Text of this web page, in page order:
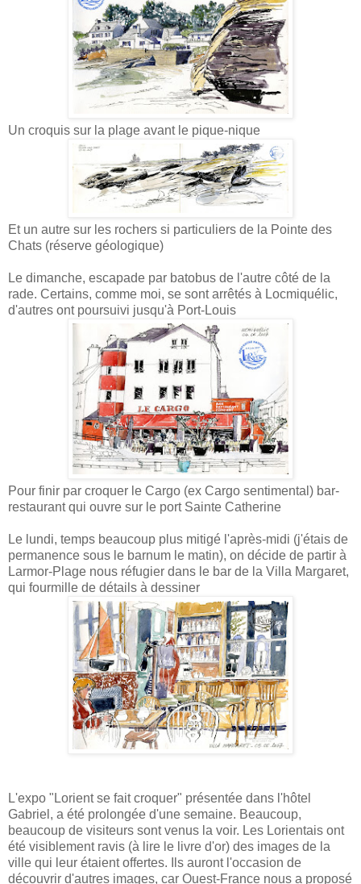
Un croquis sur la plage avant le pique-nique
Et un autre sur les rochers si particuliers de la Pointe des
Chats (réserve géologique)
Le dimanche, escapade par batobus de l'autre côté de la
rade. Certains, comme moi, se sont arrêtés à Locmiquélic,
d'autres ont poursuivi jusqu'à Port-Louis
Pour finir par croquer le Cargo (ex Cargo sentimental) bar-
restaurant qui ouvre sur le port Sainte Catherine
Le lundi, temps beaucoup plus mitigé l'après-midi (j'étais de
permanence sous le barnum le matin), on décide de partir à
Larmor-Plage nous réfugier dans le bar de la Villa Margaret,
qui fourmille de détails à dessiner
L'expo "Lorient se fait croquer" présentée dans l'hôtel
Gabriel, a été prolongée d'une semaine. Beaucoup,
beaucoup de visiteurs sont venus la voir. Les Lorientais ont
été visiblement ravis (à lire le livre d'or) des images de la
ville qui leur étaient offertes. Ils auront l'occasion de
découvrir d'autres images, car Ouest-France nous a proposé